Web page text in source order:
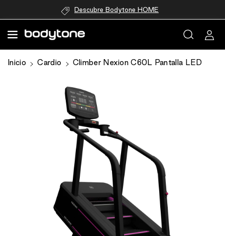
al contenido
Descubre Bodytone HOME
Inicio Cardio Climber Nexion C60L Pantalla LED
Ir